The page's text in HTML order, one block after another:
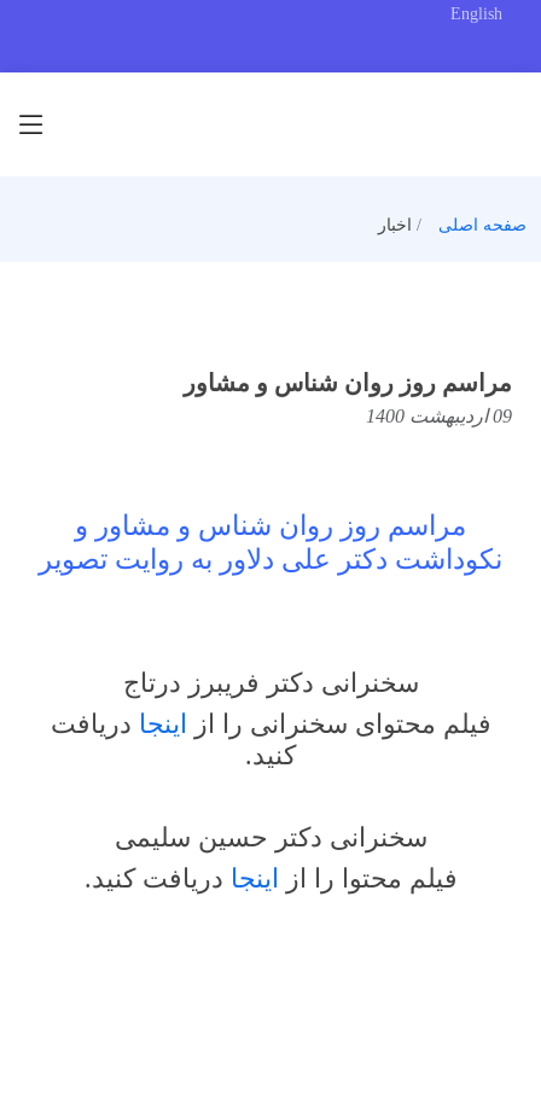
English
صفحه اصلی اخبار
مراسم روز روان شناس و مشاور
09 اردیبهشت 1400
مراسم روز روان شناس و مشاور و
نکوداشت دکتر علی دلاور به روایت تصویر
سخنرانی دکتر فریبرز درتاج
فیلم محتوای سخنرانی را از
اینجا دریافت
کنید.
سخنرانی دکتر حسین سلیمی
فیلم محتوا را از
اینجا دریافت کنید.